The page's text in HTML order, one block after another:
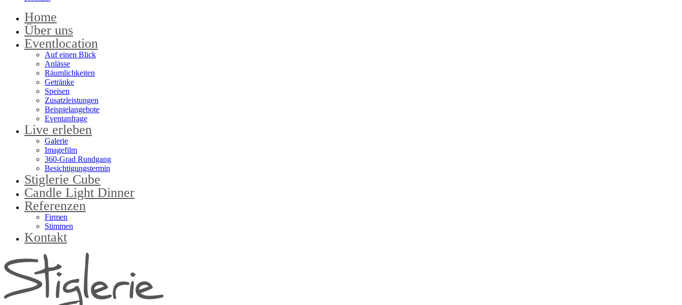
Home
Über uns
Eventlocation
Auf einen Blick
Anlässe
Räumlichkeiten
Getränke
Speisen
Zusatzleistungen
Beispielangebote
Eventanfrage
Live erleben
Galerie
Imagefilm
360-Grad Rundgang
Besichtigungstermin
Stiglerie Cube
Candle Light Dinner
Referenzen
Firmen
Stimmen
Kontakt